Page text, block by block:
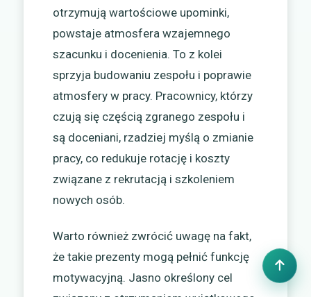
otrzymują wartościowe upominki,
powstaje atmosfera wzajemnego
szacunku i docenienia. To z kolei
sprzyja budowaniu zespołu i poprawie
atmosfery w pracy. Pracownicy, którzy
czują się częścią zgranego zespołu i
są doceniani, rzadziej myślą o zmianie
pracy, co redukuje rotację i koszty
związane z rekrutacją i szkoleniem
nowych osób.
Warto również zwrócić uwagę na fakt,
że takie prezenty mogą pełnić funkcję
motywacyjną. Jasno określony cel